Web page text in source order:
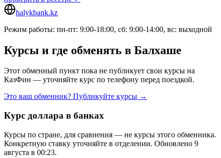
halykbank.kz
Режим работы: пн-пт: 9:00-18:00, сб: 9:00-14:00, вс: выходной
Курсы и где обменять в Балхаше
Этот обменный пункт пока не публикует свои курсы на
КазФин — уточняйте курс по телефону перед поездкой.
Это ваш обменник? Публикуйте курсы →
Курс доллара в банках
Курсы по стране, для сравнения — не курсы этого обменника.
Конкретную ставку уточняйте в отделении. Обновлено 9
августа в 00:23.